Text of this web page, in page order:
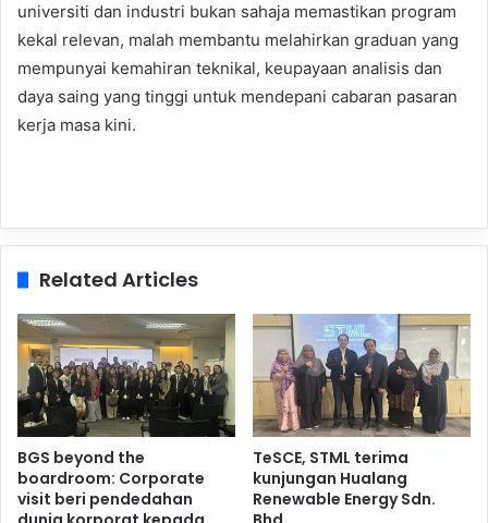
universiti dan industri bukan sahaja memastikan program
kekal relevan, malah membantu melahirkan graduan yang
mempunyai kemahiran teknikal, keupayaan analisis dan
daya saing yang tinggi untuk mendepani cabaran pasaran
kerja masa kini.
Related Articles
BGS beyond the
boardroom: Corporate
visit beri pendedahan
TeSCE, STML terima
kunjungan Hualang
Renewable Energy Sdn.